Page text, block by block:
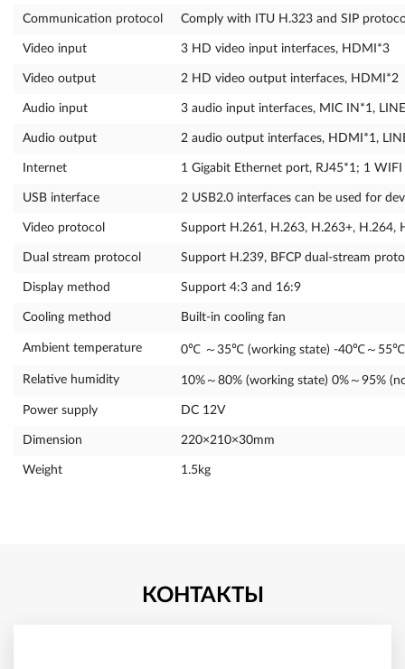
Communication protocol Comply with ITU H.323 and SIP
Video input 3 HD video input interfaces, HDMI*3
Video output 2 HD video output interfaces, HDMI*2
Audio input 3 audio input interfaces, MIC IN*1,
Audio output 2 audio output interfaces, HDMI*1,
Internet 1 Gigabit Ethernet port, RJ45*1; 1
USB interface 2 USB2.0 interfaces can be used for
Video protocol Support H.261, H.263, H.263+, H.264,
Dual stream protocol Support H.239, BFCP dual-stream
Display method Support 4:3 and 16:9
Cooling method Built-in cooling fan
Ambient temperature 0℃ ～35℃ (working state) -40℃～55℃
Relative humidity 10%～80% (working state) 0%～95%
Power supply DC 12V
Dimension 220×210×30mm
Weight 1.5kg
КОНТАКТЫ